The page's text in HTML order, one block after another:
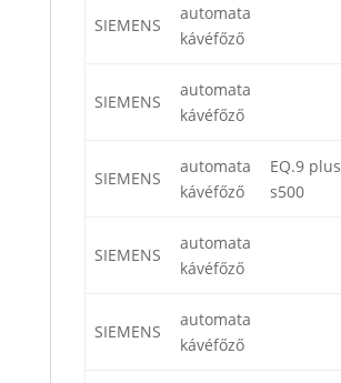
SIEMENS
automata
kávéfőző
SIEMENS
automata
kávéfőző
SIEMENS
automata
kávéfőző
EQ.9 plus
s500
SIEMENS
automata
kávéfőző
SIEMENS
automata
kávéfőző